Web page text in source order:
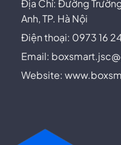
Địa Chỉ: Đường
Anh, TP. Hà Nội
Điện thoại: 0973 16
Email:
Website: